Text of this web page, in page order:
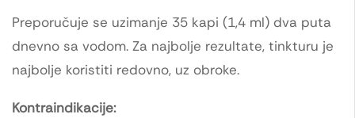
Preporučuje se uzimanje 35 kapi (1,4 ml) dva puta
dnevno sa vodom. Za najbolje rezultate, tinkturu je
najbolje koristiti redovno, uz obroke.
Kontraindikacije: